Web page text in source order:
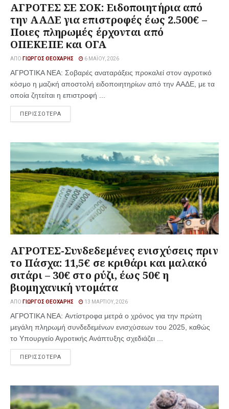
ΑΓΡΟΤΕΣ ΣΕ ΣΟΚ: Ειδοποιητήρια από
την ΑΑΔΕ για επιστροφές έως 2.500€ –
Ποιες πληρωμές έρχονται από
ΟΠΕΚΕΠΕ και ΟΓΑ
ΑΠΌ ΓΙΏΡΓΟΣ ΘΕΟΧΆΡΗΣ 6 ΜΑΪ́ΟΥ, 2026
ΑΓΡΟΤΙΚΑ ΝΕΑ: Σοβαρές αναταράξεις προκαλεί στον αγροτικό
κόσμο η μαζική αποστολή ειδοποιητηρίων από την ΑΑΔΕ, με τα
οποία ζητείται η επιστροφή ...
ΠΕΡΙΣΣΟΤΕΡΑ
ΑΓΡΟΤΕΣ-Συνδεδεμένες ενισχύσεις πριν
το Πάσχα: 11,5€ σε κριθάρι και μαλακό
σιτάρι – 30€ στο ρύζι, έως 50€ η
βιομηχανική ντομάτα
ΑΠΌ ΓΙΏΡΓΟΣ ΘΕΟΧΆΡΗΣ 13 ΜΑΡΤΊΟΥ, 2026
ΑΓΡΟΤΙΚΑ ΝΕΑ: Αντίστροφα μετρά ο χρόνος για την πρώτη
μεγάλη πληρωμή συνδεδεμένων ενισχύσεων του 2025, καθώς
το Υπουργείο Αγροτικής Ανάπτυξης σχεδιάζει ...
ΠΕΡΙΣΣΟΤΕΡΑ